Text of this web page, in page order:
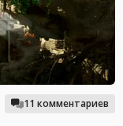
11 комментариев